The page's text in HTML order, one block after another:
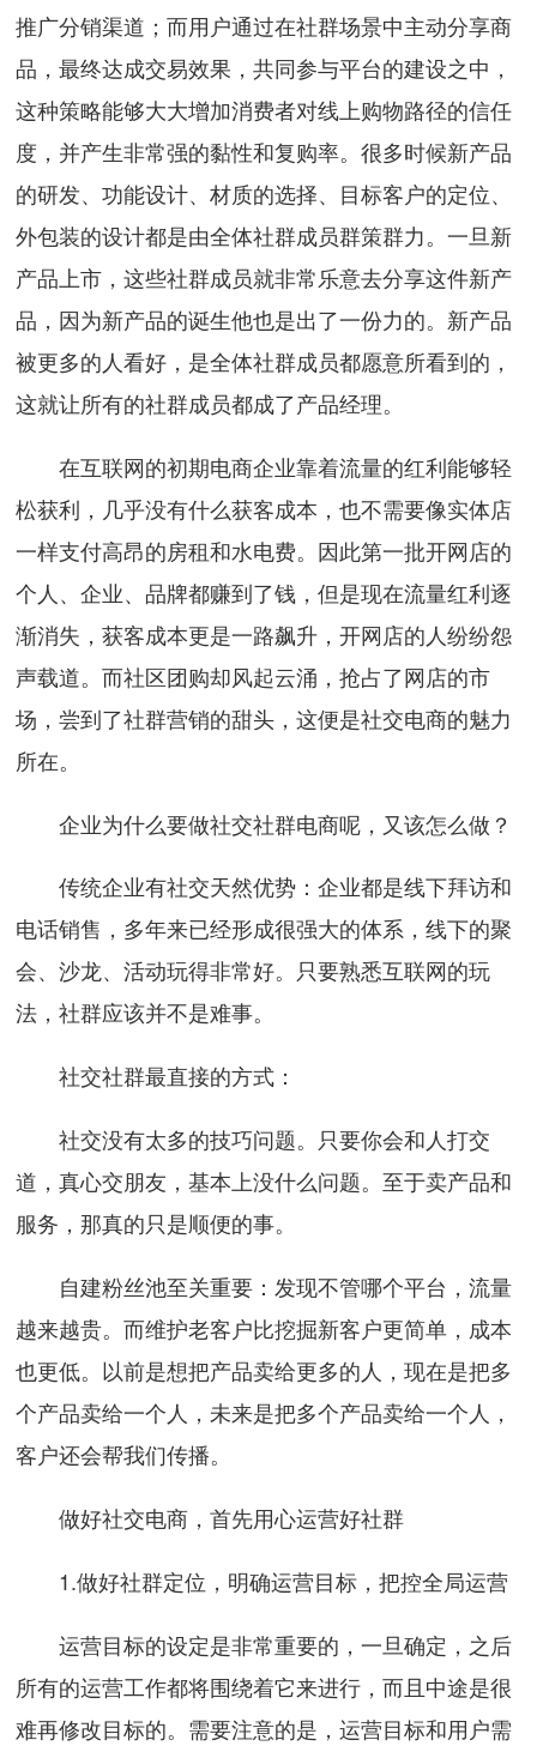
推广分销渠道；而用户通过在社群场景中主动分享商
品，最终达成交易效果，共同参与平台的建设之中，
这种策略能够大大增加消费者对线上购物路径的信任
度，并产生非常强的黏性和复购率。很多时候新产品
的研发、功能设计、材质的选择、目标客户的定位、
外包装的设计都是由全体社群成员群策群力。一旦新
产品上市，这些社群成员就非常乐意去分享这件新产
品，因为新产品的诞生他也是出了一份力的。新产品
被更多的人看好，是全体社群成员都愿意所看到的，
这就让所有的社群成员都成了产品经理。
在互联网的初期电商企业靠着流量的红利能够轻
松获利，几乎没有什么获客成本，也不需要像实体店
一样支付高昂的房租和水电费。因此第一批开网店的
个人、企业、品牌都赚到了钱，但是现在流量红利逐
渐消失，获客成本更是一路飙升，开网店的人纷纷怨
声载道。而社区团购却风起云涌，抢占了网店的市
场，尝到了社群营销的甜头，这便是社交电商的魅力
所在。
企业为什么要做社交社群电商呢，又该怎么做？
传统企业有社交天然优势：企业都是线下拜访和
电话销售，多年来已经形成很强大的体系，线下的聚
会、沙龙、活动玩得非常好。只要熟悉互联网的玩
法，社群应该并不是难事。
社交社群最直接的方式：
社交没有太多的技巧问题。只要你会和人打交
道，真心交朋友，基本上没什么问题。至于卖产品和
服务，那真的只是顺便的事。
自建粉丝池至关重要：发现不管哪个平台，流量
越来越贵。而维护老客户比挖掘新客户更简单，成本
也更低。以前是想把产品卖给更多的人，现在是把多
个产品卖给一个人，未来是把多个产品卖给一个人，
客户还会帮我们传播。
做好社交电商，首先用心运营好社群
1.做好社群定位，明确运营目标，把控全局运营
运营目标的设定是非常重要的，一旦确定，之后
所有的运营工作都将围绕着它来进行，而且中途是很
难再修改目标的。需要注意的是，运营目标和用户需